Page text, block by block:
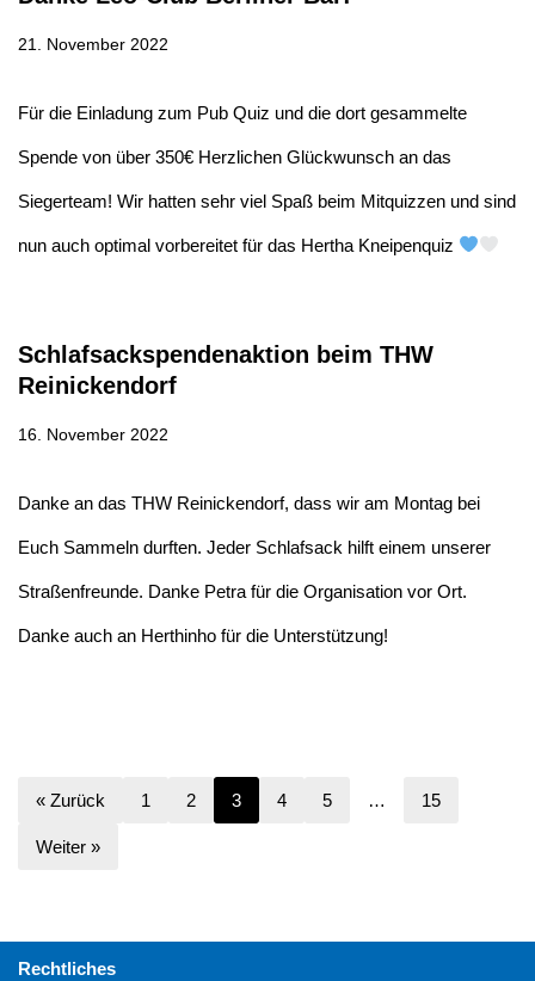
21. November 2022
Für die Einladung zum Pub Quiz und die dort gesammelte
Spende von über 350€ Herzlichen Glückwunsch an das
Siegerteam! Wir hatten sehr viel Spaß beim Mitquizzen und sind
nun auch optimal vorbereitet für das Hertha Kneipenquiz
Schlafsackspendenaktion beim THW
Reinickendorf
16. November 2022
Danke an das THW Reinickendorf, dass wir am Montag bei
Euch Sammeln durften. Jeder Schlafsack hilft einem unserer
Straßenfreunde. Danke Petra für die Organisation vor Ort.
Danke auch an Herthinho für die Unterstützung!
« Zurück 1 2 3 4 5 … 15
Weiter »
Rechtliches